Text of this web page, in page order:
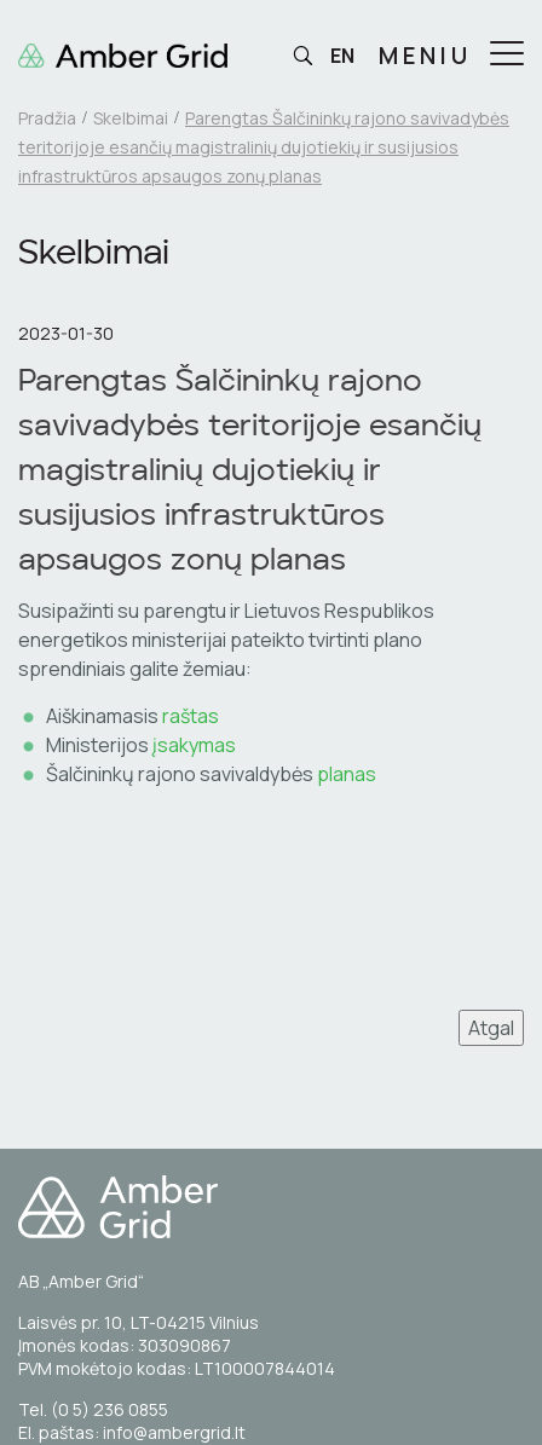
Pradžia Skelbimai
Parengtas Šalčininkų rajono savivadybės
teritorijoje esančių magistralinių dujotiekių ir susijusios
infrastruktūros apsaugos zonų planas
Skelbimai
2023-01-30
Parengtas Šalčininkų rajono
savivadybės teritorijoje esančių
magistralinių dujotiekių ir
susijusios infrastruktūros
apsaugos zonų planas
Susipažinti su parengtu ir Lietuvos Respublikos
energetikos ministerijai pateikto tvirtinti plano
sprendiniais galite žemiau:
Aiškinamasisraštas
Ministerijos įsakymas
Šalčininkų rajono savivaldybės planas
Atgal
AB „Amber Grid“
Laisvės pr. 10, LT-04215 Vilnius
Įmonės kodas: 303090867
PVM mokėtojo kodas: LT100007844014
Tel. (0 5) 236 0855
El. paštas: info@ambergrid.lt
EN MENIU